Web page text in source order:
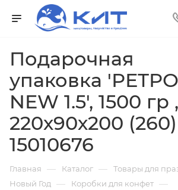
Подарочная
упаковка 'РЕТРО
NEW 1.5', 1500 гр ,
220х90х200
15010676
Главная — Каталог — Товары для
Новый Год — Коробки для конфет —